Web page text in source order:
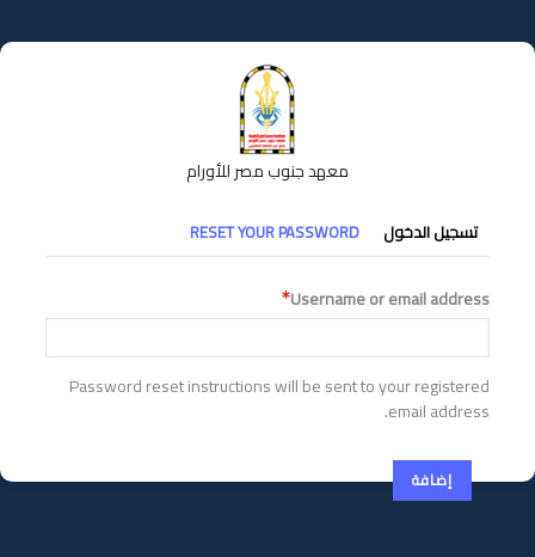
إلى
المحتوى
معهد جنوب مصر للأورام
التبويبات
الأساسية
تسجيل الدخول RESET YOUR PASSWORD
Username or email address
Password reset instructions will be sent to your registered
email address.